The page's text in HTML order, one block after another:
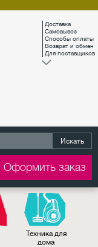
Доставка
Самовывоз
Способы оплаты
Возврат и обмен
Для поставщиков
Искать
Оформить заказ
Техника для
дома